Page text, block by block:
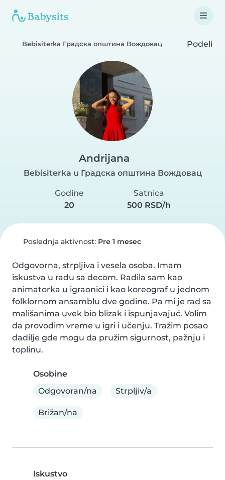
Bebisiterka Градска општина Вождовац Podeli
Andrijana
Bebisiterka u Градска општина Вождовац
Godine
20
Satnica
500 RSD/h
Poslednja aktivnost: Pre 1 mesec
Odgovorna, strpljiva i vesela osoba. Imam
iskustva u radu sa decom. Radila sam kao
animatorka u igraonici i kao koreograf u jednom
folklornom ansamblu dve godine. Pa mi je rad sa
mališanima uvek bio blizak i ispunjavajuć. Volim
da provodim vreme u igri i učenju. Tražim posao
dadilje gde mogu da pružim sigurnost, pažnju i
toplinu.
Osobine
Odgovoran/na
Strpljiv/a
Brižan/na
Iskustvo